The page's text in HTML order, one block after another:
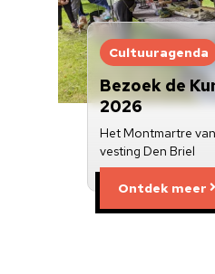
Cultuuragenda
Bezoek de
2026
Het Montmartre
vesting Den Briel
Ontdek meer